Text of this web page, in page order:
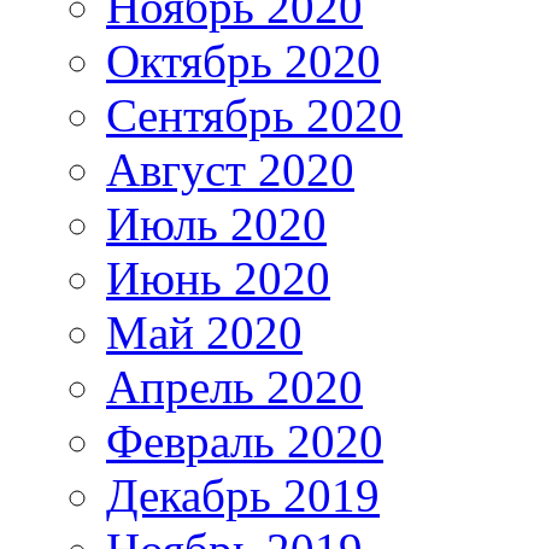
Октябрь 2020
Сентябрь 2020
Август 2020
Июль 2020
Июнь 2020
Май 2020
Апрель 2020
Февраль 2020
Декабрь 2019